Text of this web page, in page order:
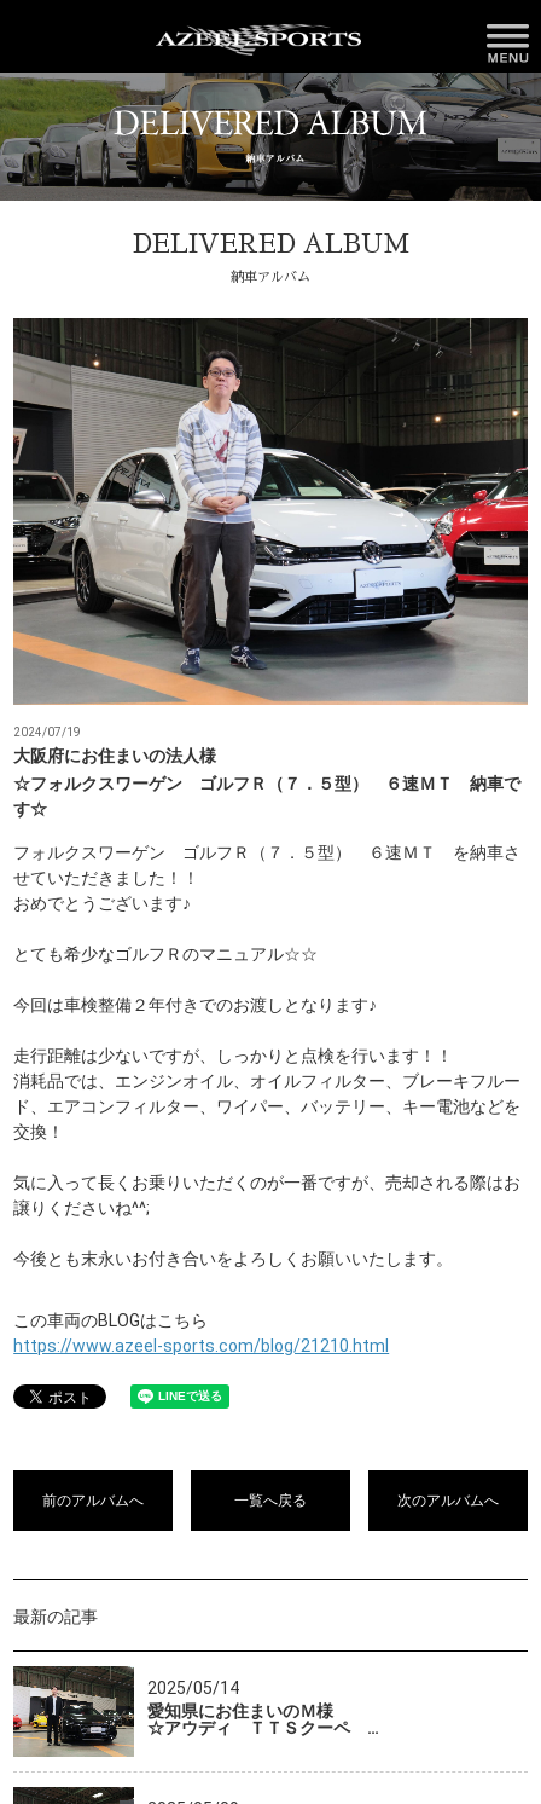
DELIVERED ALBUM
納車アルバム
2024/07/19
大阪府にお住まいの法人様
☆フォルクスワーゲン ゴルフＲ（７．５型） ６速ＭＴ 納車で
す☆
フォルクスワーゲン ゴルフＲ（７．５型） ６速ＭＴ を納車さ
せていただきました！！
おめでとうございます♪
とても希少なゴルフＲのマニュアル☆☆
今回は車検整備２年付きでのお渡しとなります♪
走行距離は少ないですが、しっかりと点検を行います！！
消耗品では、エンジンオイル、オイルフィルター、ブレーキフルー
ド、エアコンフィルター、ワイパー、バッテリー、キー電池などを
交換！
気に入って長くお乗りいただくのが一番ですが、売却される際はお
譲りくださいね^^;
今後とも末永いお付き合いをよろしくお願いいたします。
この車両のBLOGはこちら
https://www.azeel-sports.com/blog/21210.html
前のアルバムへ 一覧へ戻る 次のアルバムへ
最新の記事
2025/05/14
愛知県にお住まいのＭ様
☆アウディ ＴＴＳクーペ …